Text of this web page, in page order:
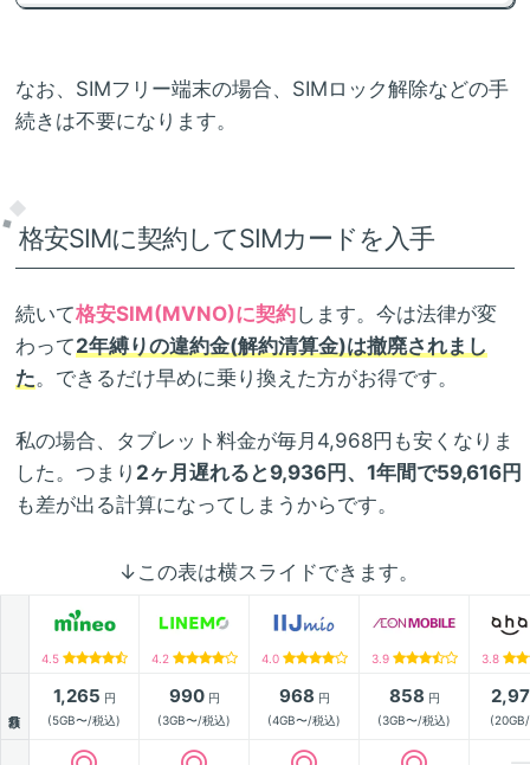
なお、SIMフリー端末の場合、SIMロック解除などの手
続きは不要になります。
格安SIMに契約してSIMカードを入手
続いて格安SIM(MVNO)に契約します。今は法律が変
わって2年縛りの違約金(解約清算金)は撤廃されまし
た。できるだけ早めに乗り換えた方がお得です。
私の場合、タブレット料金が毎月4,968円も安くなりま
した。つまり 2ヶ月遅れると9,936円、1年間で59,616円
も差が出る計算になってしまうからです。
↓この表は横スライドできます。
4.5 4.2 4.0 3.9 3.8
1,265 円
(5GB〜/税込)
990円
(3GB〜/税込)
968 円
(4GB〜/税込)
858 円
(3GB〜/税込)